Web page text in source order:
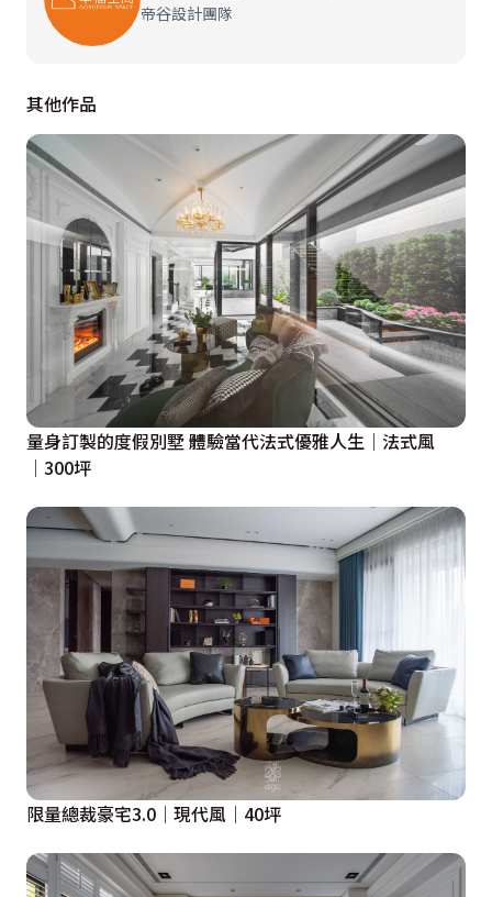
注重的細節不僅在雕花樣式，古典燈具的款式、訂製家具
打造屋主心目中理想的古典歐風宅。
設計概念文字為【帝谷室內裝修設計有限公司】提供
帝谷設計團隊
其他作品
量身訂製的度假別墅 體驗當代法式優雅人生│法式風
│300坪
限量總裁豪宅3.0｜現代風｜40坪